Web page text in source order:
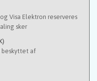
Visa Elektron reserveres
sker
beskyttet af